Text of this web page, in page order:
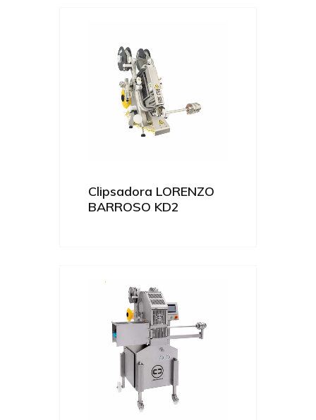
Clipsadora LORENZO
BARROSO KD2